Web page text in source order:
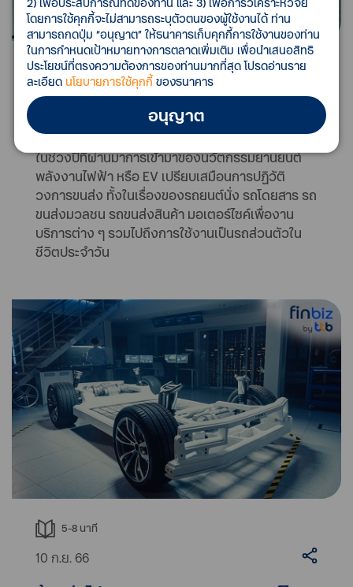
5-8 นาที
1 พ.ค. 67
โอกาสใหม่ของ SME เมื่อรถ EV เติบโต
ในช่วงปีที่ผ่านมาการเข้ามาของนวัตกรรมยานยนต์
พลังงานไฟฟ้า หรือ EV เปรียบเสมือนการปฏิวัติ
วงการขนส่ง ทั้งในเรื่องของรถยนต์นั่ง รถโดยสาร รถ
ขนส่งมวลชน รถขนส่งสินค้า มอเตอร์ไซค์เพื่องาน
บริการต่าง ๆ รวมไปถึงการใช้งานเป็นรถส่วนตัวใน
ชีวิตประจำวัน
5-8 นาที
10 ก.ย. 66
โดยการใช้คุกกี้จะไม่สามารถระบุตัวตนของผู้ใช้งานได้ ท่าน
สามารถกดปุ่ม “อนุญาต” ให้ธนาคารเก็บคุกกี้การใช้งานของท่าน
ในการกำหนดเป้าหมายทางการตลาดเพิ่มเติม เพื่อนำเสนอสิทธิ
ประโยชน์ที่ตรงความต้องการของท่านมากที่สุด โปรดอ่านราย
ละเอียด นโยบายการใช้คุกกี้ของธนาคาร
อนุญาต